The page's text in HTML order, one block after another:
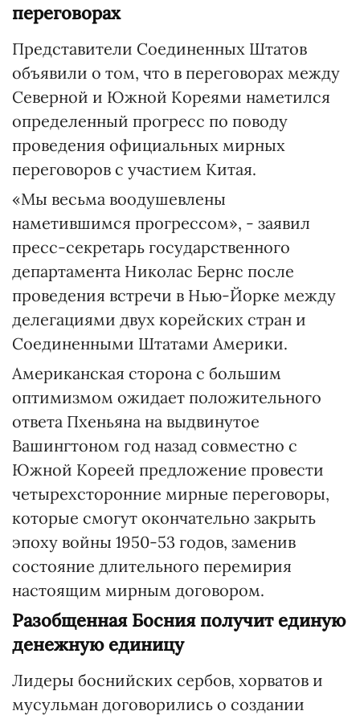
переговорах
Представители Соединенных Штатов
объявили о том, что в переговорах между
Северной и Южной Кореями наметился
определенный прогресс по поводу
проведения официальных мирных
переговоров с участием Китая.
«Мы весьма воодушевлены
наметившимся прогрессом», - заявил
пресс-секретарь государственного
департамента Николас Бернс после
проведения встречи в Нью-Йорке между
делегациями двух корейских стран и
Соединенными Штатами Америки.
Американская сторона с большим
оптимизмом ожидает положительного
ответа Пхеньяна на выдвинутое
Вашингтоном год назад совместно с
Южной Кореей предложение провести
четырехсторонние мирные переговоры,
которые смогут окончательно закрыть
эпоху войны 1950-53 годов, заменив
состояние длительного перемирия
настоящим мирным договором.
Разобщенная Босния получит единую
денежную единицу
Лидеры боснийских сербов, хорватов и
мусульман договорились о создании